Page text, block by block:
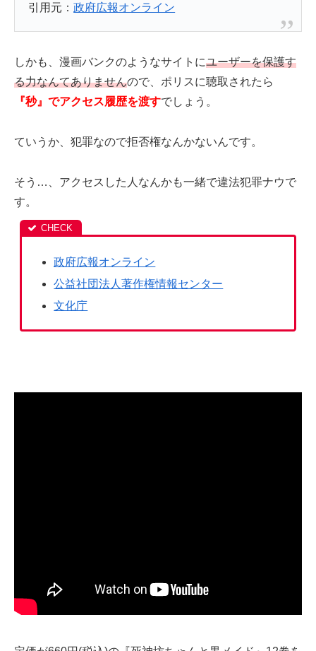
引用元：政府広報オンライン
しかも、漫画バンクのようなサイトにユーザーを保護す
る力なんてありませんので、ポリスに聴取されたら
『秒』でアクセス履歴を渡すでしょう。
ていうか、犯罪なので拒否権なんかないんです。
そう…、アクセスした人なんかも一緒で違法犯罪ナウで
す。
政府広報オンライン
公益社団法人著作権情報センター
文化庁